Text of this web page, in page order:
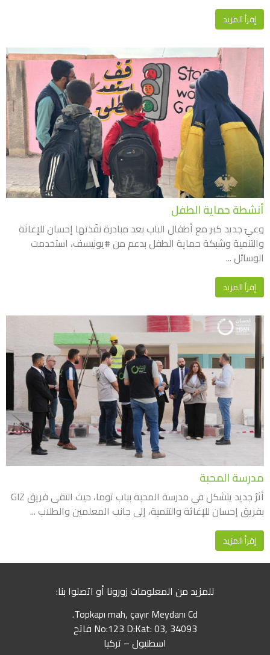
إقرأ المزيد
أنشطة حماية الطفل
وعيٌ جديد كبر مع أطفال الباب بعد مبادرة نفّذتها إحسان للإغاثة
والتنمية وشبكة حماية الطفل بدعم من #يونيسف، استخدمت
الوسائل ...
إقرأ المزيد
مدرسة المحبة
أثرٌ جديد يتشكل في مدرسة المحبة بباب توما، حيث التقى فريق GIZ
بفريق إحسان للإغاثة والتنمية، إلى جانب المعلمين والطلاب ...
إقرأ المزيد
للمزيد من المعلومات زورونا أو اتصلوا بنا:
Topkapı mah, çayır Meydanı Cd.
No:123 D:Kat: 03, 34093 فاتح
اسطنبول – تركيا